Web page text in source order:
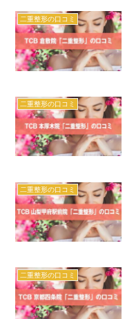
二重整形の口コミ
二重整形の口コミ
二重整形の口コミ
二重整形の口コミ